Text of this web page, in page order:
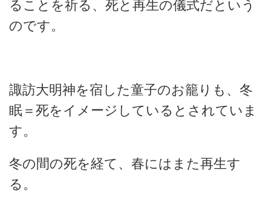
ることを祈る、死と再生の儀式だという
のです。
諏訪大明神を宿した童子のお籠りも、冬
眠＝死をイメージしているとされていま
す。
冬の間の死を経て、春にはまた再生す
る。